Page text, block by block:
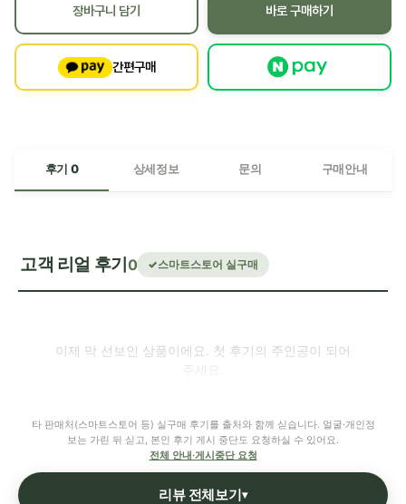
장바구니 담기 바로 구매하기
간편구매
후기 0 상세정보 문의 구매안내
고객 리얼 후기 0 스마트스토어 실구매
이제 막 선보인 상품이에요. 첫 후기의 주인공이 되어
주세요.
타 판매처(스마트스토어 등) 실구매 후기를 출처와 함께 싣습니다. 얼굴·개인정
보는 가린 뒤 싣고, 본인 후기 게시 중단도 요청하실 수 있어요.
전체 안내·게시중단 요청
리뷰 전체보기▾